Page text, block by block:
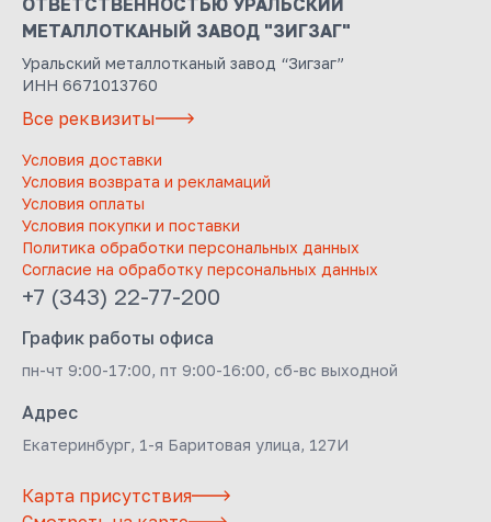
ОТВЕТСТВЕННОСТЬЮ УРАЛЬСКИЙ
МЕТАЛЛОТКАНЫЙ ЗАВОД "ЗИГЗАГ"
Уральский металлотканый завод “Зигзаг”
ИНН 6671013760
Все реквизиты
Условия доставки
Условия возврата и рекламаций
Условия оплаты
Условия покупки и поставки
Политика обработки персональных данных
Согласие на обработку персональных данных
+7 (343) 22-77-200
График работы офиса
пн-чт 9:00-17:00, пт 9:00-16:00, сб-вс выходной
Адрес
Екатеринбург, 1-я Баритовая улица, 127И
Карта присутствия